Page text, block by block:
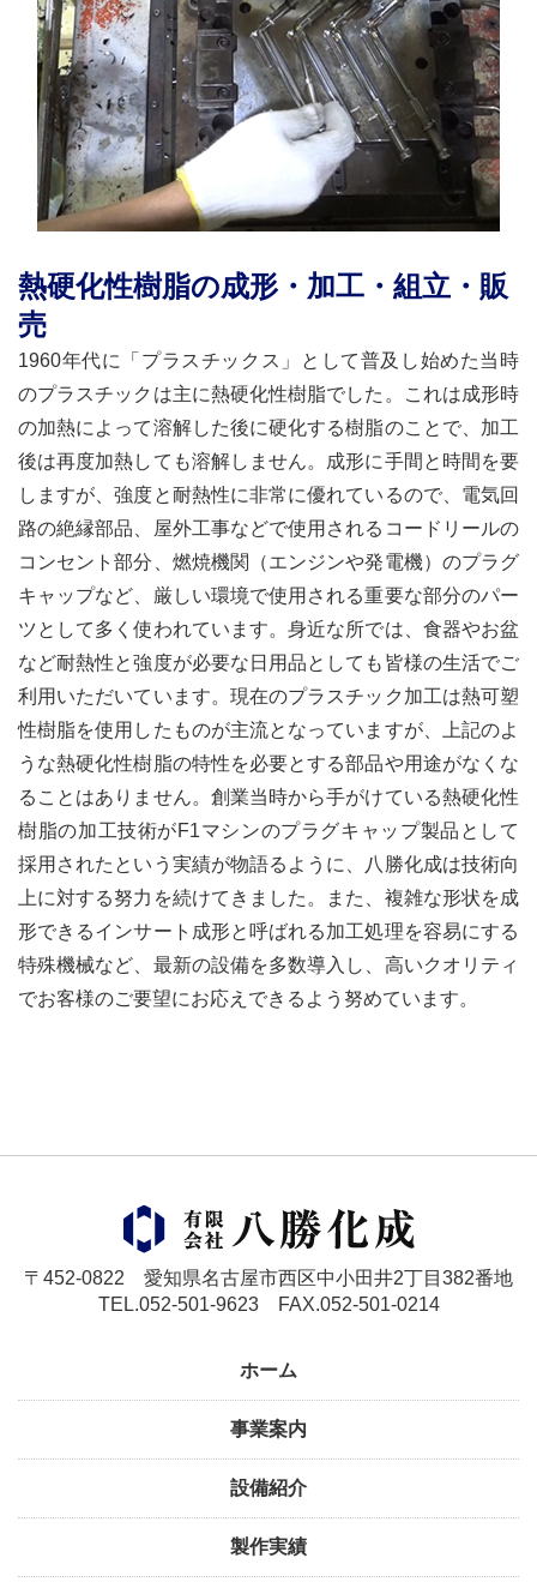
熱硬化性樹脂の成形・加工・組立・販
売
1960年代に「プラスチックス」として普及し始めた当時
のプラスチックは主に熱硬化性樹脂でした。これは成形時
の加熱によって溶解した後に硬化する樹脂のことで、加工
後は再度加熱しても溶解しません。成形に手間と時間を要
しますが、強度と耐熱性に非常に優れているので、電気回
路の絶縁部品、屋外工事などで使用されるコードリールの
コンセント部分、燃焼機関（エンジンや発電機）のプラグ
キャップなど、厳しい環境で使用される重要な部分のパー
ツとして多く使われています。身近な所では、食器やお盆
など耐熱性と強度が必要な日用品としても皆様の生活でご
利用いただいています。現在のプラスチック加工は熱可塑
性樹脂を使用したものが主流となっていますが、上記のよ
うな熱硬化性樹脂の特性を必要とする部品や用途がなくな
ることはありません。創業当時から手がけている熱硬化性
樹脂の加工技術がF1マシンのプラグキャップ製品として
採用されたという実績が物語るように、八勝化成は技術向
上に対する努力を続けてきました。また、複雑な形状を成
形できるインサート成形と呼ばれる加工処理を容易にする
特殊機械など、最新の設備を多数導入し、高いクオリティ
でお客様のご要望にお応えできるよう努めています。
〒452-0822 愛知県名古屋市西区中小田井2丁目382番地
TEL.052-501-9623 FAX.052-501-0214
ホーム
事業案内
設備紹介
製作実績